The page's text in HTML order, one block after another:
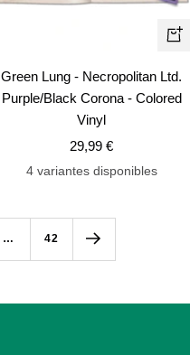
+
Green Lung - Necropolitan Ltd.
Purple/Black Corona - Colored
Vinyl
Precio
de
29,99 €
4 variantes disponibles
… 42